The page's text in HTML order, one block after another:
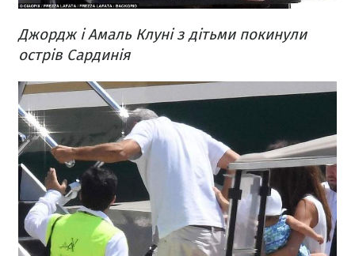
Джордж і Амаль Клуні з дітьми покинули
острів Сардинія